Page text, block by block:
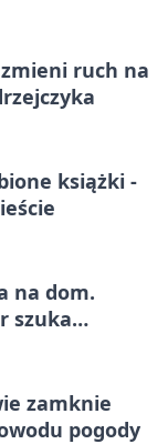
ruch na
książki -
na dom.
szuka
zamknie
pogody